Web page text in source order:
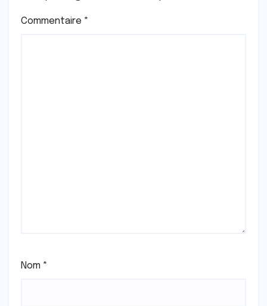
Commentaire *
Nom *